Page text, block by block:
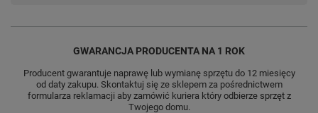
GWARANCJA PRODUCENTA NA 1 ROK
Producent gwarantuje naprawę lub wymianę sprzętu do 12 miesięcy
od daty zakupu. Skontaktuj się ze sklepem za pośrednictwem
formularza reklamacji aby zamówić kuriera który odbierze sprzęt z
Twojego domu.